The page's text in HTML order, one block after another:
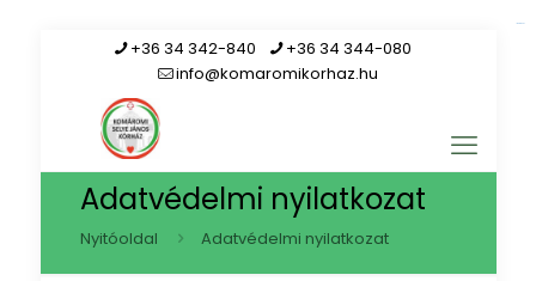
+36 34 342-840
+36 34 344-080
info@komaromikorhaz.hu
Adatvédelmi nyilatkozat
Nyitóoldal Adatvédelmi nyilatkozat